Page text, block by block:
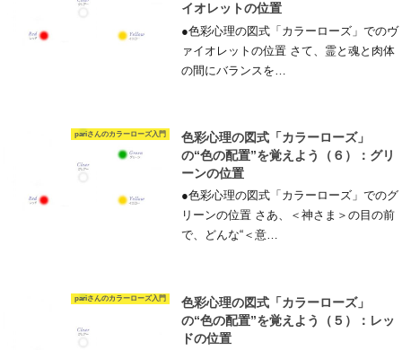
イオレットの位置
●色彩心理の図式「カラーローズ」でのヴ
ァイオレットの位置 さて、霊と魂と肉体
の間にバランスを…
pariさんのカラーローズ入門
色彩心理の図式「カラーローズ」
の“色の配置”を覚えよう（６）：グリ
ーンの位置
●色彩心理の図式「カラーローズ」でのグ
リーンの位置 さあ、＜神さま＞の目の前
で、どんな“＜意…
pariさんのカラーローズ入門
色彩心理の図式「カラーローズ」
の“色の配置”を覚えよう（５）：レッ
ドの位置